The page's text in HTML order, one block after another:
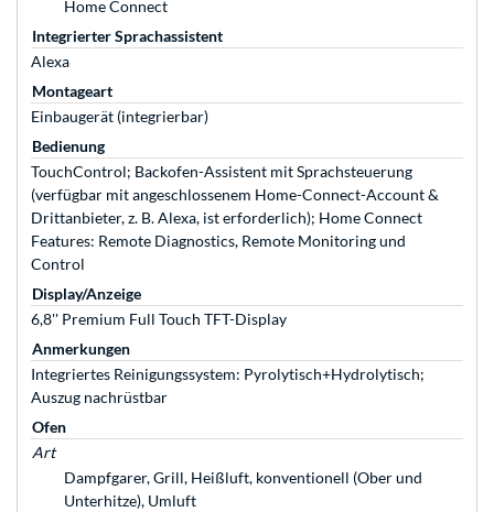
Home Connect
Integrierter Sprachassistent
Alexa
Montageart
Einbaugerät (integrierbar)
Bedienung
TouchControl; Backofen-Assistent mit Sprachsteuerung
(verfügbar mit angeschlossenem Home-Connect-Account &
Drittanbieter, z. B. Alexa, ist erforderlich); Home Connect
Features: Remote Diagnostics, Remote Monitoring und
Control
Display/Anzeige
6,8'' Premium Full Touch TFT-Display
Anmerkungen
Integriertes Reinigungssystem: Pyrolytisch+Hydrolytisch;
Auszug nachrüstbar
Ofen
Art
Dampfgarer, Grill, Heißluft, konventionell (Ober und
Unterhitze), Umluft